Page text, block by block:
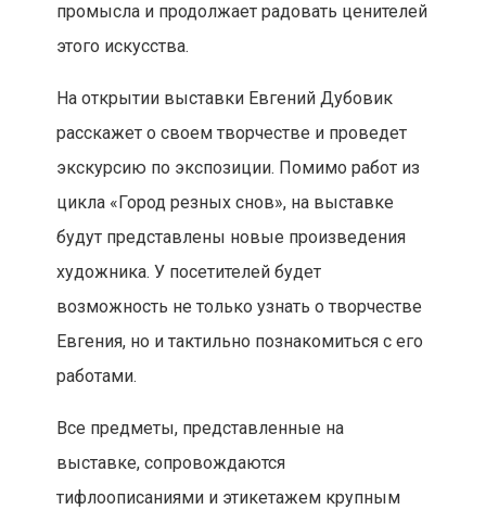
промысла и продолжает радовать ценителей
этого искусства.
На открытии выставки Евгений Дубовик
расскажет о своем творчестве и проведет
экскурсию по экспозиции. Помимо работ из
цикла «Город резных снов», на выставке
будут представлены новые произведения
художника. У посетителей будет
возможность не только узнать о творчестве
Евгения, но и тактильно познакомиться с его
работами.
Все предметы, представленные на
выставке, сопровождаются
тифлоописаниями и этикетажем крупным